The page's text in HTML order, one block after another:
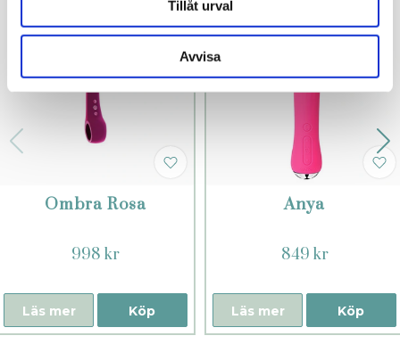
Tillåt urval
Avvisa
Ombra Rosa
998 kr
Köp
Läs mer
Anya
849 kr
Köp
Läs mer